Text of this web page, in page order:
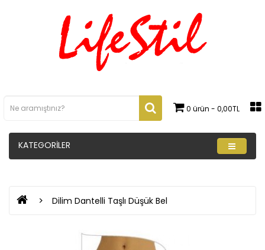
0 ürün - 0,00TL
KATEGORILER
Dilim Dantelli Taşlı Düşük Bel